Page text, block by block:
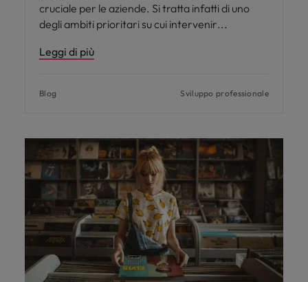
cruciale per le aziende. Si tratta infatti di uno
degli ambiti prioritari su cui intervenir
Leggi di più
Blog Sviluppo professionale